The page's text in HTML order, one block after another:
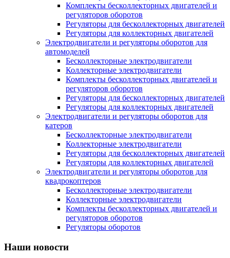
Комплекты бесколлекторных двигателей и
регуляторов оборотов
Регуляторы для бесколлекторных двигателей
Регуляторы для коллекторных двигателей
Электродвигатели и регуляторы оборотов для
автомоделей
Бесколлекторные электродвигатели
Коллекторные электродвигатели
Комплекты бесколлекторных двигателей и
регуляторов оборотов
Регуляторы для бесколлекторных двигателей
Регуляторы для коллекторных двигателей
Электродвигатели и регуляторы оборотов для
катеров
Бесколлекторные электродвигатели
Коллекторные электродвигатели
Регуляторы для бесколлекторных двигателей
Регуляторы для коллекторных двигателей
Электродвигатели и регуляторы оборотов для
квадрокоптеров
Бесколлекторные электродвигатели
Коллекторные электродвигатели
Комплекты бесколлекторных двигателей и
регуляторов оборотов
Регуляторы оборотов
Наши новости